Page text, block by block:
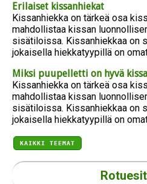
Erilaiset kissanhiekat
Kissanhiekka on tärkeä osa
mahdollistaa kissan
sisätiloissa. Kissanhiekkaa on
jokaisella hiekkatyypillä on
Miksi puupelletti on hyvä
Kissanhiekka on tärkeä osa
mahdollistaa kissan
sisätiloissa. Kissanhiekkaa on
jokaisella hiekkatyypillä on
KAIKKI TEEMAT